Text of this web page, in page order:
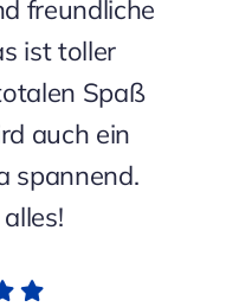
freundliche
ist toller
Spaß
auch ein
spannend.